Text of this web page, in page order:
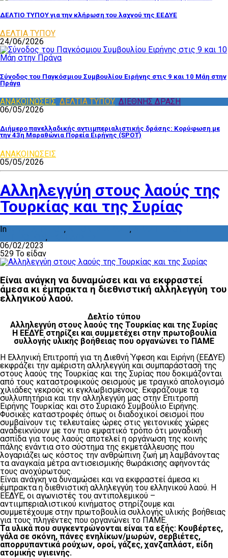
ΔΕΛΤΙΟ ΤΥΠΟΥ για την κλήρωση του λαχνού της ΕΕΔΥΕ
ΔΕΛΤΙΑ ΤΥΠΟΥ
24/06/2026
Σύνοδος του Παγκόσμιου Συμβουλίου Ειρήνης στις 9 και 10 Μάη στην
Πράγα
ΑΝΑΚΟΙΝΩΣΕΙΣ ΔΕΛΤΙΑ ΤΥΠΟΥ ΔΙΕΘΝΗΣ ΔΡΑΣΗ
06/05/2026
Διήμερο πανελλαδικής αντιιμπεριαλιστικής δράσης: Κορύφωση με
την 43η Μαραθώνια Πορεία Ειρήνης (SPOT)
ΑΝΑΚΟΙΝΩΣΕΙΣ
05/05/2026
Αλληλεγγύη στους λαούς της
Τουρκίας και της Συρίας
In , ,
,
06/02/2023
529 Το είδαν
Είναι ανάγκη να δυναμώσει και να εκφραστεί
άμεσα κι έμπρακτα η διεθνιστική αλληλεγγύη του
ελληνικού λαού.
Δελτίο τύπου
Αλληλεγγύη στους λαούς της Τουρκίας και της Συρίας
Η ΕΕΔΥΕ στηρίζει και συμμετέχει στην πρωτοβουλία
συλλογής υλικής βοήθειας που οργανώνει το ΠΑΜΕ
Η Ελληνική Επιτροπή για τη Διεθνή Ύφεση και Ειρήνη (ΕΕΔΥΕ)
εκφράζει την αμέριστη αλληλεγγύη και συμπαράστασή της
στους λαούς της Τουρκίας και της Συρίας που δοκιμάζονται
από τους καταστροφικούς σεισμούς με τραγικό απολογισμό
χιλιάδες νεκρούς κι εγκλωβισμένους. Εκφράζουμε τα
συλλυπητήρια και την αλληλεγγύη μας στην Επιτροπή
Ειρήνης Τουρκίας και στο Συριακό Συμβούλιο Ειρήνης.
Φυσικές καταστροφές όπως οι διαδοχικοί σεισμοί που
συμβαίνουν τις τελευταίες ώρες στις γειτονικές χώρες
αναδεικνύουν με τον πιο εμφατικό τρόπο ότι μοναδική
ασπίδα για τους λαούς αποτελεί η οργάνωση της κοινής
πάλης ενάντια στο σύστημα της εκμετάλλευσης που
λογαριάζει ως κόστος την ανθρώπινη ζωή μη λαμβάνοντας
τα αναγκαία μέτρα αντισεισμικής θωράκισης αφήνοντάς
τους ανοχύρωτους.
Είναι ανάγκη να δυναμώσει και να εκφραστεί άμεσα κι
έμπρακτα η διεθνιστική αλληλεγγύη του ελληνικού λαού. Η
ΕΕΔΥΕ, οι αγωνιστές του αντιπολεμικού –
αντιιμπεριαλιστικού κινήματος στηρίζουμε και
συμμετέχουμε στην πρωτοβουλία συλλογής υλικής βοήθειας
για τους πληγέντες που οργανώνει το ΠΑΜΕ.
Τα υλικά που συγκεντρώνονται είναι τα εξής: Κουβέρτες,
γάλα σε σκόνη, πάνες ενηλίκων/μωρών, σερβιέτες,
απορρυπαντικά ρούχων, οροί, γάζες, χανζαπλάστ, είδη
ατομικής υγιεινής.